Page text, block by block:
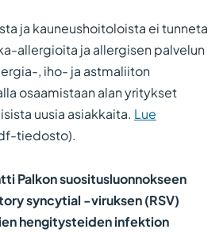
ja kauneushoitoloista ei tunneta
allergioita ja allergisen palvelun
, iho- ja astmaliiton
osaamistaan alan yritykset
uusia asiakkaita. Lue
tiedosto).
Palkon suositusluonnokseen
syncytial -viruksen (RSV)
hengitysteiden infektion